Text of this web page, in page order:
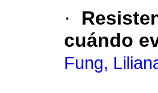
·
cuándo
Fung,